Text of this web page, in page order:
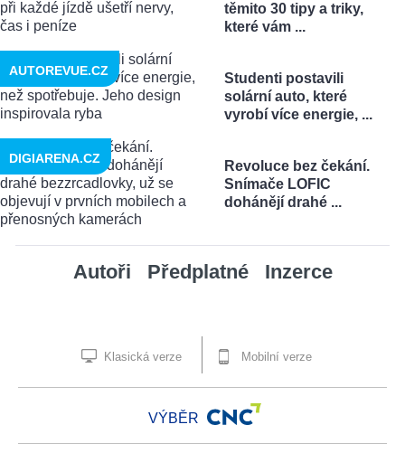
těmito 30 tipy a triky,
které vám ...
Studenti postavili
solární auto, které
vyrobí více energie, ...
AUTOREVUE.CZ
Revoluce bez čekání.
Snímače LOFIC
dohánějí drahé ...
DIGIARENA.CZ
Autoři Předplatné Inzerce
Klasická verze Mobilní verze
VÝBĚR